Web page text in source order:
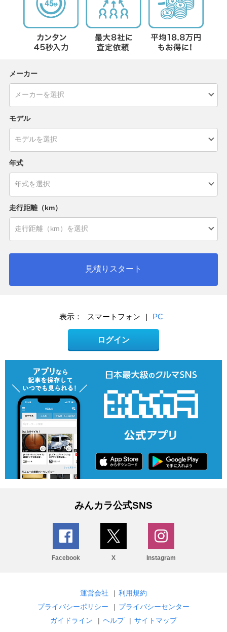
メーカー
モデル
年式
走行距離（km）
見積りスタート
表示： スマートフォン | PC
ログイン
みんカラ公式SNS
Facebook X Instagram
運営会社 | 利用規約
プライバシーポリシー
| プライバシーセンター
ガイドライン
| ヘルプ | サイトマップ